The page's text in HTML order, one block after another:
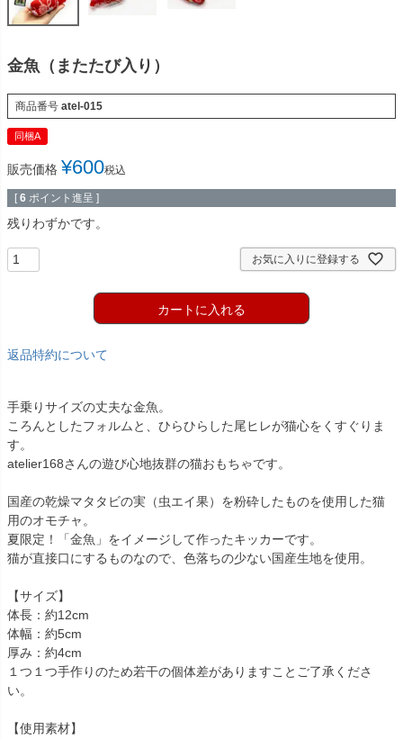
金魚（またたび入り）
商品番号 atel-015
同梱A
販売価格 ¥600税込
[ 6 ポイント進呈 ]
残りわずかです。
お気に入りに登録する
カートに入れる
返品特約について
手乗りサイズの丈夫な金魚。
ころんとしたフォルムと、ひらひらした尾ヒレが猫心をくすぐりま
す。
atelier168さんの遊び心地抜群の猫おもちゃです。
国産の乾燥マタタビの実（虫エイ果）を粉砕したものを使用した猫
用のオモチャ。
夏限定！「金魚」をイメージして作ったキッカーです。
猫が直接口にするものなので、色落ちの少ない国産生地を使用。
【サイズ】
体長：約12cm
体幅：約5cm
厚み：約4cm
１つ１つ手作りのため若干の個体差がありますことご了承くださ
い。
【使用素材】